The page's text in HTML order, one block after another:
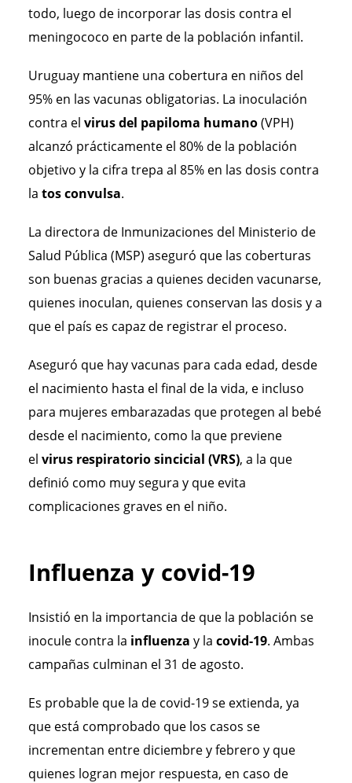
todo, luego de incorporar las dosis contra el
meningococo en parte de la población infantil.
Uruguay mantiene una cobertura en niños del
95% en las vacunas obligatorias. La inoculación
contra el virus del papiloma humano(VPH)
alcanzó prácticamente el 80% de la población
objetivo y la cifra trepa al 85% en las dosis contra
la tos convulsa.
La directora de Inmunizaciones del Ministerio de
Salud Pública (MSP) aseguró que las coberturas
son buenas gracias a quienes deciden vacunarse,
quienes inoculan, quienes conservan las dosis y a
que el país es capaz de registrar el proceso.
Aseguró que hay vacunas para cada edad, desde
el nacimiento hasta el final de la vida, e incluso
para mujeres embarazadas que protegen al bebé
desde el nacimiento, como la que previene
el virus respiratorio sincicial (VRS), a la que
definió como muy segura y que evita
complicaciones graves en el niño.
Influenza y covid-19
Insistió en la importancia de que la población se
inocule contra la influenza y la covid-19. Ambas
campañas culminan el 31 de agosto.
Es probable que la de covid-19 se extienda, ya
que está comprobado que los casos se
incrementan entre diciembre y febrero y que
quienes logran mejor respuesta, en caso de